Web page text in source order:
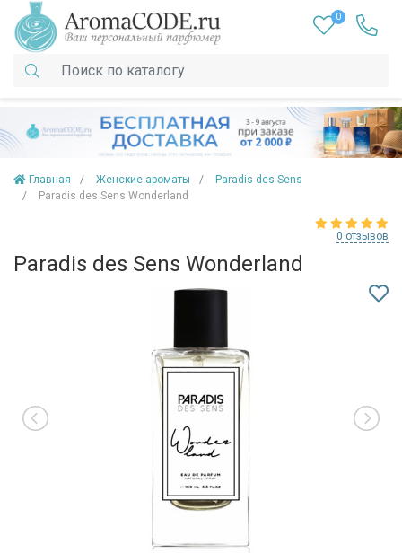
0
Главная Женские ароматы
Paradis des Sens
Paradis des Sens Wonderland
0 отзывов
Paradis des Sens Wonderland